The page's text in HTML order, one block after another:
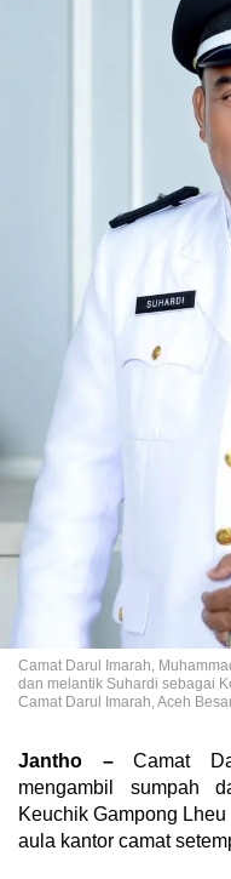
Camat Darul Imarah,
dan melantik Suhardi sebagai
Camat Darul Imarah, Aceh
Jantho –Camat
mengambil sumpah
Keuchik Gampong
aula kantor camat